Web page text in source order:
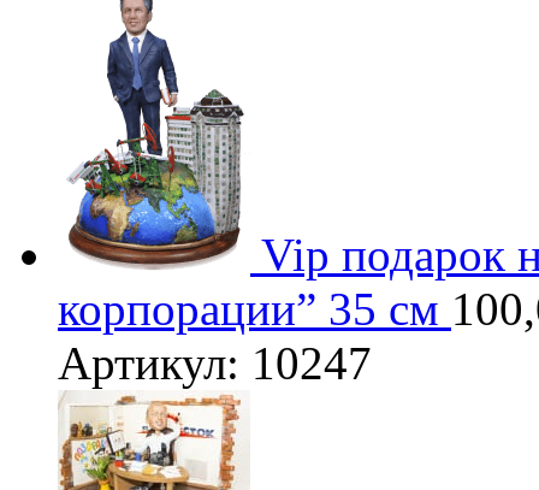
Vip подарок
корпорации” 35 см
Артикул: 10247